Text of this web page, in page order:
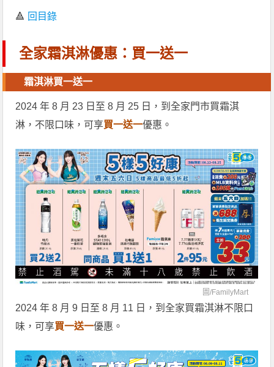
🔺 回目錄
全家霜淇淋優惠：買一送一
霜淇淋買一送一
2024 年 8 月 23 日至 8 月 25 日，到全家門市買霜淇
淋，不限口味，可享買一送一優惠。
圖/FamilyMart
2024 年 8 月 9 日至 8 月 11 日，到全家買霜淇淋不限口
味，可享買一送一優惠。